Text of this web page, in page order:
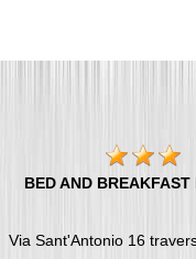
BED AND
Via Sant'Antonio 16